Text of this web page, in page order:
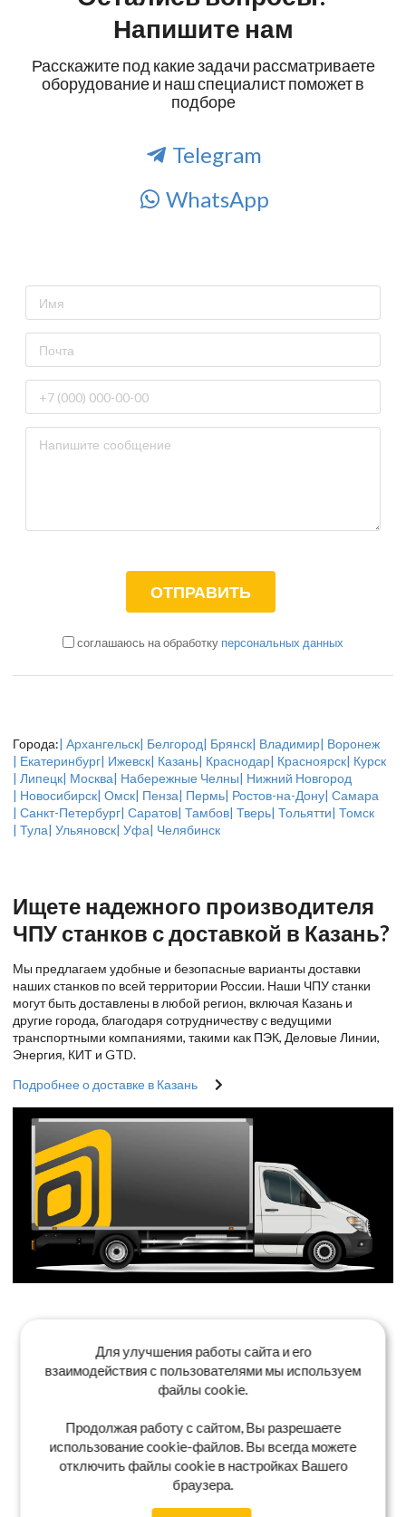
Напишите нам
Расскажите под какие задачи рассматриваете
оборудование и наш специалист поможет в
подборе
Telegram
WhatsApp
соглашаюсь на обработку персональных данных
Города:| Архангельск| Белгород| Брянск| Владимир| Воронеж
| Екатеринбург| Ижевск| Казань| Краснодар| Красноярск| Курск
| Липецк| Москва| Набережные Челны| Нижний Новгород
| Новосибирск| Омск| Пенза| Пермь| Ростов-на-Дону| Самара
| Санкт-Петербург| Саратов| Тамбов| Тверь| Тольятти| Томск
| Тула| Ульяновск| Уфа| Челябинск
Ищете надежного производителя
ЧПУ станков с доставкой в Казань?
Мы предлагаем удобные и безопасные варианты доставки
наших станков по всей территории России. Наши ЧПУ станки
могут быть доставлены в любой регион, включая Казань и
другие города, благодаря сотрудничеству с ведущими
транспортными компаниями, такими как ПЭК, Деловые Линии,
Энергия, КИТ и GTD.
Подробнее о доставке в Казань
Для улучшения работы сайта и его
взаимодействия с пользователями мы используем
файлы cookie.
Продолжая работу с сайтом, Вы разрешаете
использование cookie-файлов. Вы всегда можете
отключить файлы cookie в настройках Вашего
браузера.